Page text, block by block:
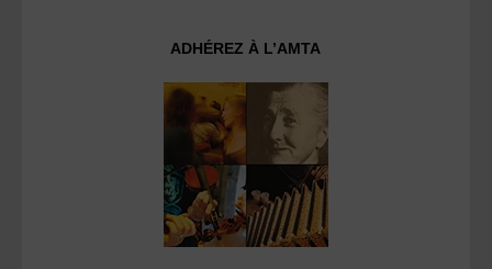
ADHÉREZ À L’AMTA